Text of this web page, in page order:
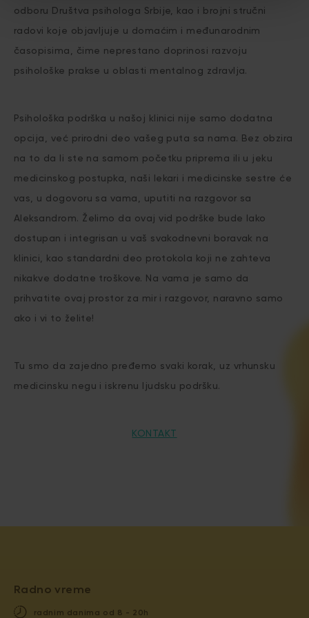
odboru Društva psihologa Srbije, kao i brojni stručni
radovi koje objavljuje u domaćim i međunarodnim
časopisima, čime neprestano doprinosi razvoju
psihološke prakse u oblasti mentalnog zdravlja.
Psihološka podrška u našoj klinici nije samo dodatna
opcija, već prirodni deo vašeg puta sa nama. Bez obzira
na to da li ste na samom početku priprema ili u jeku
medicinskog postupka, naši lekari i medicinske sestre će
vas, u dogovoru sa vama, uputiti na razgovor sa
Aleksandrom. Želimo da ovaj vid podrške bude lako
dostupan i integrisan u vaš svakodnevni boravak na
klinici, kao standardni deo protokola koji ne zahteva
nikakve dodatne troškove. Na vama je samo da
prihvatite ovaj prostor za mir i razgovor, naravno samo
ako i vi to želite!
Tu smo da zajedno pređemo svaki korak, uz vrhunsku
medicinsku negu i iskrenu ljudsku podršku.
KONTAKT
Radno vreme
radnim danima od 8 - 20h